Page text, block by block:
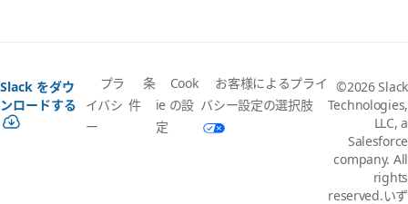
Slack をダウ
ンロードする
プラ
イバシ
ー
条
件
Cook
ie の設
定
お客様によるプライ
バシー設定の選択肢
©2026 Slack
Technologies,
LLC, a
Salesforce
company. All
rights
reserved.いず